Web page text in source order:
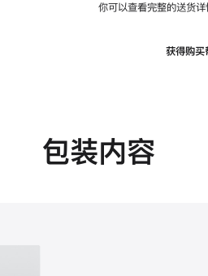
你可以查看完整的送货详
获得购买
包装内容